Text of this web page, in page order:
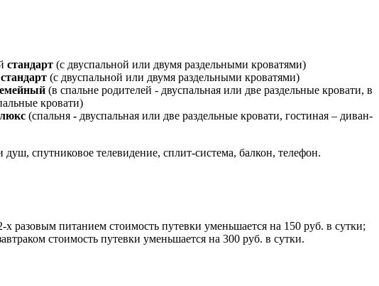
стандарт (с двуспальной или двумя раздельными кроватями)
стандарт (с двуспальной или двумя раздельными кроватями)
емейный (в спальне родителей - двуспальная или две раздельные кровати, в
кровати)
(спальня - двуспальная или две раздельные кровати, гостиная – диван-
спутниковое телевидение, сплит-система, балкон, телефон.
разовым питанием стоимость путевки уменьшается на 150 руб. в сутки;
стоимость путевки уменьшается на 300 руб. в сутки.